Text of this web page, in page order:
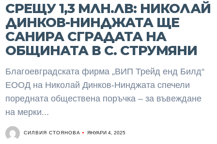
СРЕЩУ 1,3 МЛН.ЛВ: НИКОЛАЙ
ДИНКОВ-НИНДЖАТА ЩЕ
САНИРА СГРАДАТА НА
ОБЩИНАТА В С. СТРУМЯНИ
Благоевградската фирма „ВИП Трейд енд Билд“
ЕООД на Николай Динков-Нинджата спечели
поредната обществена поръчка – за въвеждане
на мерки...
СИЛВИЯ СТОЯНОВА ЯНУАРИ 4, 2025